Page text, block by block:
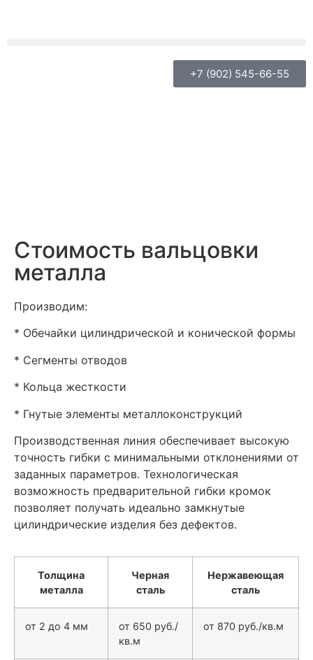
+7 (902) 545-66-55
Стоимость вальцовки
металла
Производим:
* Обечайки цилиндрической и конической формы
* Сегменты отводов
* Кольца жесткости
* Гнутые элементы металлоконструкций
Производственная линия обеспечивает высокую
точность гибки с минимальными отклонениями от
заданных параметров. Технологическая
возможность предварительной гибки кромок
позволяет получать идеально замкнутые
цилиндрические изделия без дефектов.
Толщина
металла
Черная
сталь
Нержавеющая
сталь
от 2 до 4 мм
от 650 руб./
кв.м
от 870 руб./кв.м